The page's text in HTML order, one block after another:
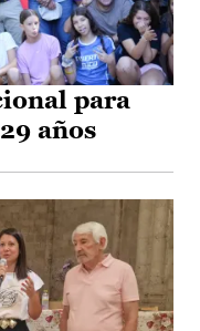
para
años